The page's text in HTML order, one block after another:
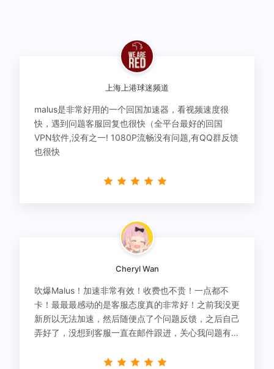
上海上港球迷频道
malus是非常好用的一个回国加速器，看视频速度很
快，遇到问题客服回复也很快（全平台最好的回国
VPN软件,没有之一! 1080P流畅没有问题,有QQ群反馈
也很快
Cheryl Wan
吹爆Malus！加速非常有效！收费也不贵！一点都不
卡！最最最感动的是客服态度真的非常好！之前我没更
新所以无法加速，然后随便点了个问题反馈，之后自己
弄好了，没想到客服一直在邮件跟进，关心我问题有没